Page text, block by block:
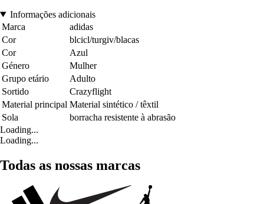
Informações adicionais
Marca
adidas
Cor
blcicl/turgiv/blacas
Cor
Azul
Género
Mulher
Grupo etário
Adulto
Sortido
Crazyflight
Material principal Material sintético / têxtil
Sola
borracha resistente à abrasão
Loading...
Loading...
Todas as nossas marcas